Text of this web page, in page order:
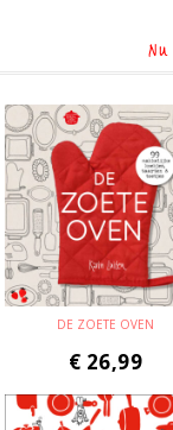
DE ZOETE OVEN
€ 26,99